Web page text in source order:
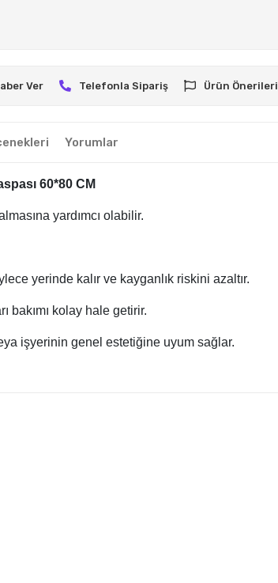
Ver Telefonla Sipariş Ürün Önerileri
Yorumlar
60*80 CM
yardımcı olabilir.
yerinde kalır ve kayganlık riskini azaltır.
bakımı kolay hale getirir.
işyerinin genel estetiğine uyum sağlar.